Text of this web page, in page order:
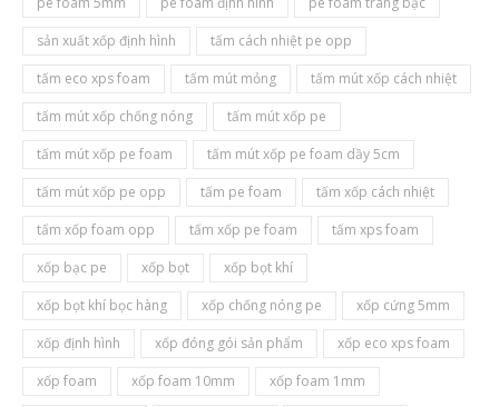
sản xuất xốp định hình
tấm cách nhiệt pe opp
tấm eco xps foam
tấm mút mỏng
tấm mút xốp cách nhiệt
tấm mút xốp chống nóng
tấm mút xốp pe
tấm mút xốp pe foam
tấm mút xốp pe foam dầy 5cm
tấm mút xốp pe opp
tấm pe foam
tấm xốp cách nhiệt
tấm xốp foam opp
tấm xốp pe foam
tấm xps foam
xốp bạc pe
xốp bọt
xốp bọt khí
xốp bọt khí bọc hàng
xốp chống nóng pe
xốp cứng 5mm
xốp định hình
xốp đóng gói sản phẩm
xốp eco xps foam
xốp foam
xốp foam 10mm
xốp foam 1mm